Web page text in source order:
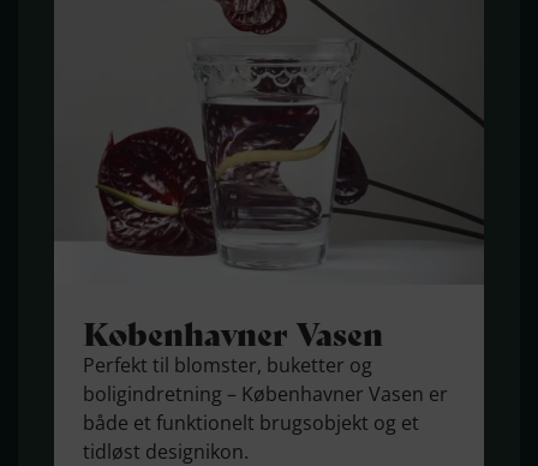
Københavner Vasen
Perfekt til blomster, buketter og
boligindretning – Københavner Vasen er
både et funktionelt brugsobjekt og et
tidløst designikon.